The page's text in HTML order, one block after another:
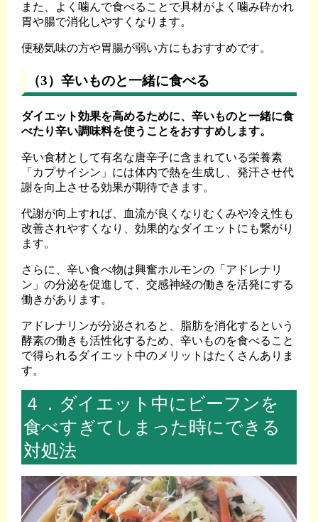
また、よく噛んで食べることで具材がよく噛み砕かれ
胃や腸で消化しやすくなります。
便秘気味の方や胃腸が弱い方にもおすすめです。
（3）辛いものと一緒に食べる
ダイエット効果を高めるために、辛いものと一緒に食
べたり辛い調味料を使うことをおすすめします。
辛い食材として有名な唐辛子に含まれている栄養素
「カプサイシン」には体内で熱を生成し、発汗させ代
謝を向上させる効果が期待できます。
代謝が向上すれば、血流が良くなりむくみや冷え性も
改善されやすくなり、効果的なダイエットにも繋がり
ます。
さらに、辛い食べ物は興奮ホルモンの「アドレナリ
ン」の分泌を促進して、交感神経の働きを活発にする
働きがあります。
アドレナリンが分泌されると、脂肪を消化するという
酵素の働きも活性化するため、辛いものを食べること
で得られるダイエット中のメリットはたくさんありま
す。
４．ダイエット中にビーフンを
食べすぎてしまった時にできる
対処法